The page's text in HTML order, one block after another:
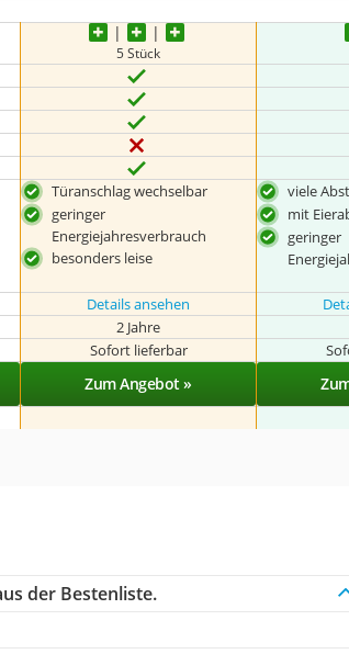
5 Stück
Türanschlag wechselbar
geringer
Energiejahresverbrauch
besonders leise
viele
mit
geringer
Details ansehen
2 Jahre
Sofort lieferbar
Zum Angebot »
der Bestenliste.